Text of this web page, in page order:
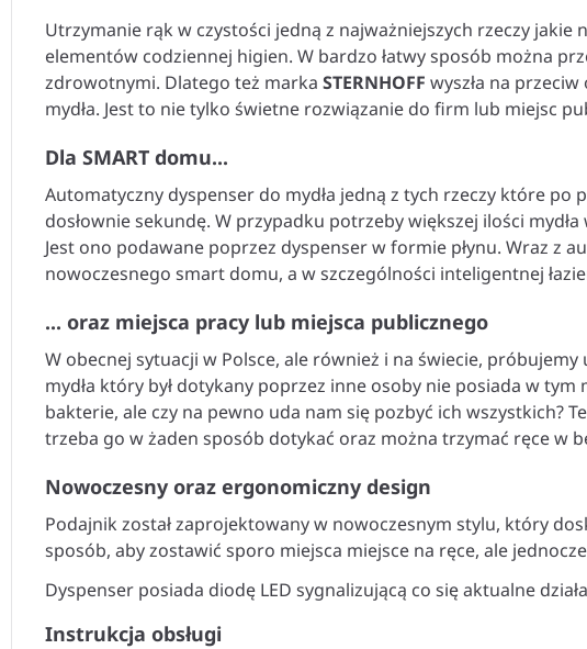
Utrzymanie rąk w czystości jedną z najważniejszych rzeczy
elementów codziennej higien. W bardzo łatwy sposób można
zdrowotnymi. Dlatego też marka STERNHOFF wyszła na
mydła. Jest to nie tylko świetne rozwiązanie do firm lub miejsc
Dla SMART domu...
Automatyczny dyspenser do mydła jedną z tych rzeczy które
dosłownie sekundę. W przypadku potrzeby większej ilości
Jest ono podawane poprzez dyspenser w formie płynu. Wraz z
nowoczesnego smart domu, a w szczególności inteligentnej
... oraz miejsca pracy lub miejsca publicznego
W obecnej sytuacji w Polsce, ale również i na świecie,
mydła który był dotykany poprzez inne osoby nie posiada w
bakterie, ale czy na pewno uda nam się pozbyć ich wszystkich?
trzeba go w żaden sposób dotykać oraz można trzymać ręce w
Nowoczesny oraz ergonomiczny design
Podajnik został zaprojektowany w nowoczesnym stylu, który
sposób, aby zostawić sporo miejsca miejsce na ręce, ale
Dyspenser posiada diodę LED sygnalizującą co się aktualne
Instrukcja obsługi